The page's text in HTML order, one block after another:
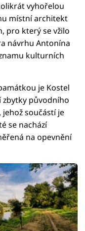
vyhořelou
místní architekt
pro který se vžilo
návrhu Antonína
kulturních
je Kostel
zbytky původního
součástí je
se nachází
na opevnění